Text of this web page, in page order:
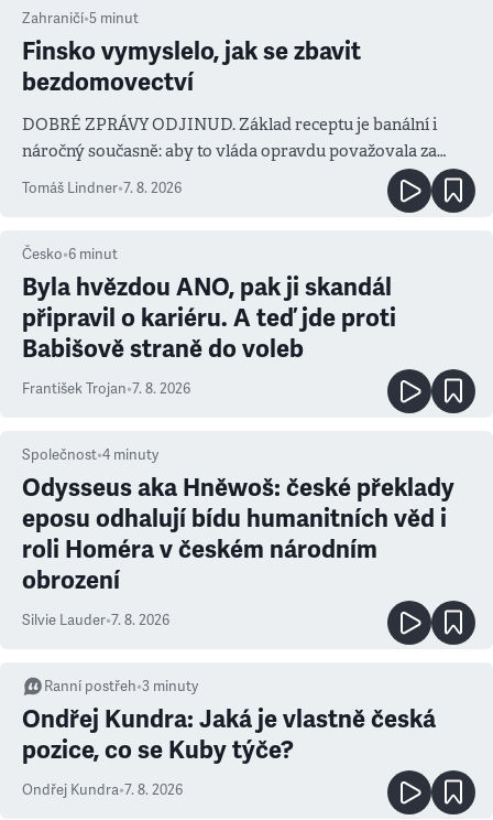
Zahraničí•5 minut
Finsko vymyslelo, jak se zbavit
bezdomovectví
DOBRÉ ZPRÁVY ODJINUD. Základ receptu je banální i
náročný současně: aby to vláda opravdu považovala za
prioritu
Tomáš Lindner•7. 8. 2026
Česko•6 minut
Byla hvězdou ANO, pak ji skandál
připravil o kariéru. A teď jde proti
Babišově straně do voleb
František Trojan•7. 8. 2026
Společnost•4 minuty
Odysseus aka Hněwoš: české překlady
eposu odhalují bídu humanitních věd i
roli Homéra v českém národním
obrození
Silvie Lauder•7. 8. 2026
Ranní postřeh•3 minuty
Ondřej Kundra: Jaká je vlastně česká
pozice, co se Kuby týče?
Ondřej Kundra•7. 8. 2026